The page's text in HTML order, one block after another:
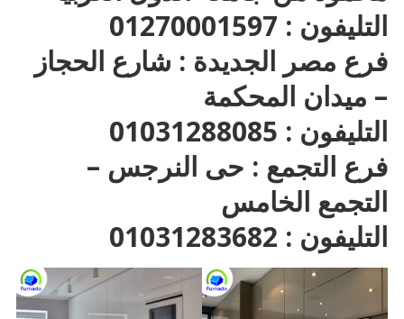
التليفون : 01270001597
فرع مصر الجديدة : شارع الحجاز
– ميدان المحكمة
التليفون : 01031288085
فرع التجمع : حى النرجس –
التجمع الخامس
التليفون : 01031283682